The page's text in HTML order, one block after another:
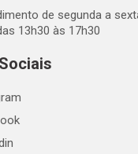
de segunda a
13h30 às 17h30